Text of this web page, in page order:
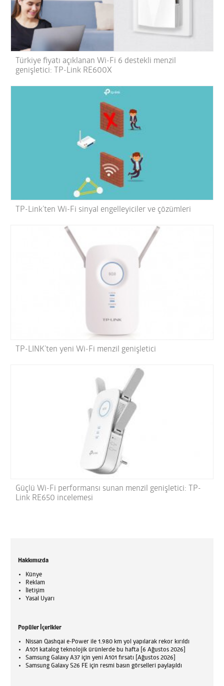
Türkiye fiyatı açıklanan Wi-Fi 6 destekli menzil
genişletici: TP-Link RE600X
TP-Link’ten Wi-Fi sinyal engelleyiciler ve çözümleri
TP-LINK’ten yeni Wi-Fi menzil genişletici
Güçlü Wi-Fi performansı sunan menzil genişletici: TP-
Link RE650 incelemesi
Hakkımızda
Künye
Reklam
İletişim
Yasal Uyarı
Popüler İçerikler
Nissan Qashqai e-Power ile 1.980 km yol yapılarak rekor kırıldı
A101 katalog teknolojik ürünlerde bu hafta [6 Ağustos 2026]
Samsung Galaxy A37 için yeni A101 fırsatı [Ağustos 2026]
Samsung Galaxy S26 FE için resmi basın görselleri paylaşıldı